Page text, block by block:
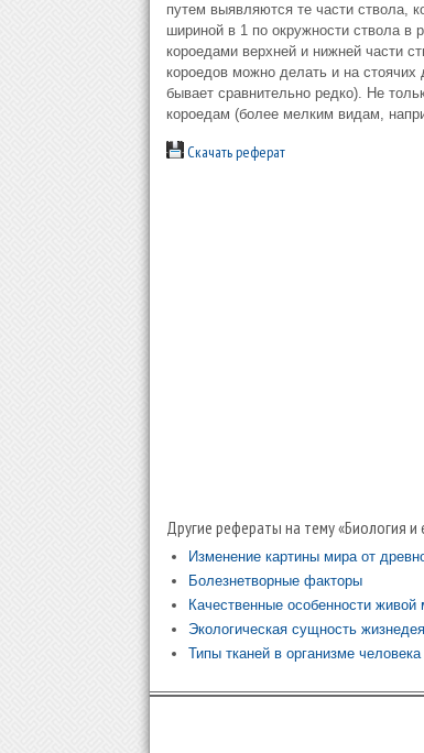
путем выявляются те части ствола,
шириной в 1 по окружности ствола в
короедами верхней и нижней части
короедов можно делать и на
бывает сравнительно редко). Не
короедам (более мелким видам,
Скачать реферат
Другие рефераты на тему «Биология и
Изменение картины мира от
Болезнетворные факторы
Качественные особенности живой
Экологическая сущность
Типы тканей в организме человека